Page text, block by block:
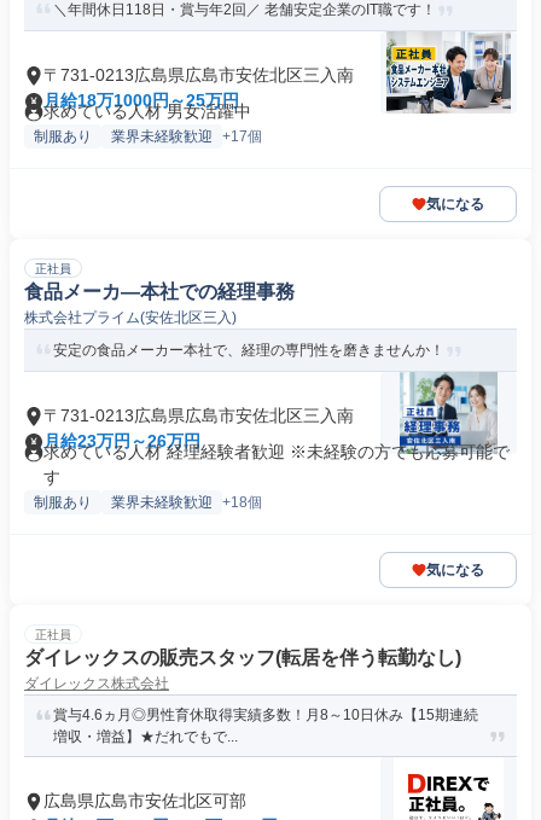
＼年間休日118日・賞与年2回／ 老舗安定企業のIT職です！
〒731-0213広島県広島市安佐北区三入南
月給18万1000円～25万円
求めている人材 男女活躍中
制服あり 業界未経験歓迎 +17個
気になる
正社員
食品メーカ―本社での経理事務
株式会社プライム(安佐北区三入)
安定の食品メーカー本社で、経理の専門性を磨きませんか！
〒731-0213広島県広島市安佐北区三入南
月給23万円～26万円
求めている人材 経理経験者歓迎 ※未経験の方でも応募可能で
す
制服あり 業界未経験歓迎 +18個
気になる
正社員
ダイレックスの販売スタッフ(転居を伴う転勤なし)
ダイレックス株式会社
賞与4.6ヵ月◎男性育休取得実績多数！月8～10日休み【15期連続
増収・増益】★だれでもで...
広島県広島市安佐北区可部